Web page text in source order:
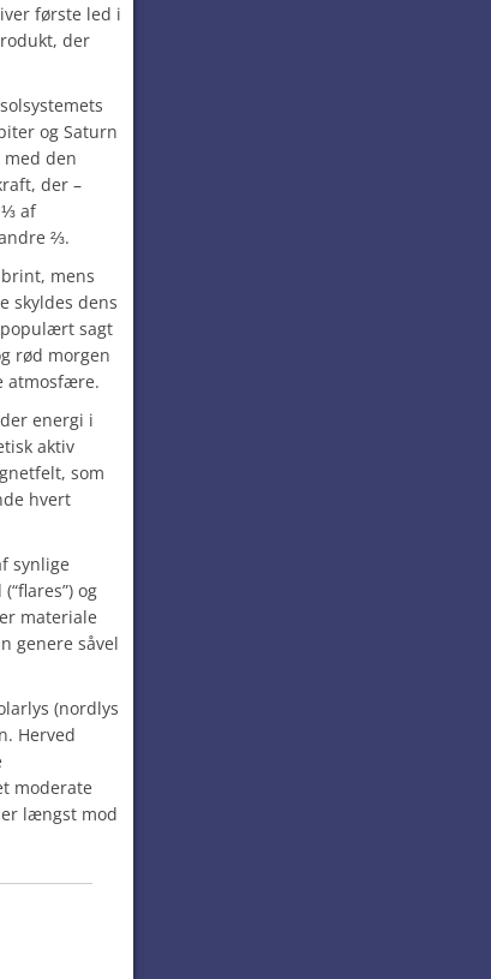
første led i
der
og Saturn
den
der –
⅓ af
⅔.
mens
skyldes dens
sagt
rød morgen
atmosfære.
energi i
aktiv
som
hvert
synlige
og
materiale
genere såvel
(nordlys
Herved
moderate
længst mod